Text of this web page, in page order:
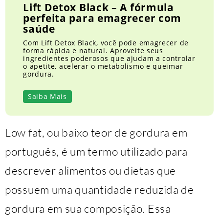
Lift Detox Black – A fórmula
perfeita para emagrecer com
saúde
Com Lift Detox Black, você pode emagrecer de
forma rápida e natural. Aproveite seus
ingredientes poderosos que ajudam a controlar
o apetite, acelerar o metabolismo e queimar
gordura.
Saiba Mais
Low fat, ou baixo teor de gordura em
português, é um termo utilizado para
descrever alimentos ou dietas que
possuem uma quantidade reduzida de
gordura em sua composição. Essa